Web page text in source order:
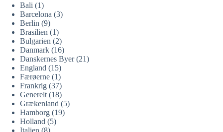
Bali (1)
Barcelona (3)
Berlin (9)
Brasilien (1)
Bulgarien (2)
Danmark (16)
Danskernes Byer(21)
England (15)
Færøerne (1)
Frankrig (37)
Generelt (18)
Grækenland (5)
Hamborg (19)
Holland (5)
Italien (8)